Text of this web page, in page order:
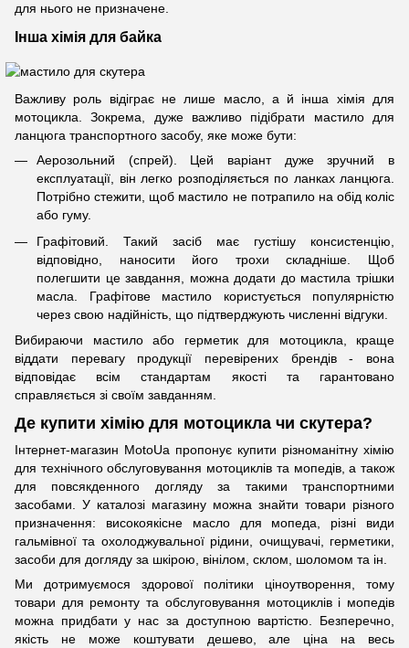
для нього не призначене.
Інша хімія для байка
Важливу роль відіграє не лише масло, а й інша хімія для
мотоцикла. Зокрема, дуже важливо підібрати мастило для
ланцюга транспортного засобу, яке може бути:
Аерозольний (спрей). Цей варіант дуже зручний в
експлуатації, він легко розподіляється по ланках ланцюга.
Потрібно стежити, щоб мастило не потрапило на обід коліс
або гуму.
Графітовий. Такий засіб має густішу консистенцію,
відповідно, наносити його трохи складніше. Щоб
полегшити це завдання, можна додати до мастила трішки
масла. Графітове мастило користується популярністю
через свою надійність, що підтверджують численні відгуки.
Вибираючи мастило або герметик для мотоцикла, краще
віддати перевагу продукції перевірених брендів - вона
відповідає всім стандартам якості та гарантовано
справляється зі своїм завданням.
Де купити хімію для мотоцикла чи скутера?
Інтернет-магазин MotoUa пропонує купити різноманітну хімію
для технічного обслуговування мотоциклів та мопедів, а також
для повсякденного догляду за такими транспортними
засобами. У каталозі магазину можна знайти товари різного
призначення: високоякісне масло для мопеда, різні види
гальмівної та охолоджувальної рідини, очищувачі, герметики,
засоби для догляду за шкірою, вінілом, склом, шоломом та ін.
Ми дотримуємося здорової політики ціноутворення, тому
товари для ремонту та обслуговування мотоциклів і мопедів
можна придбати у нас за доступною вартістю. Безперечно,
якість не може коштувати дешево, але ціна на весь